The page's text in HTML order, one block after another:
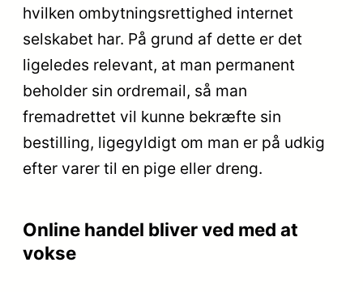
hvilken ombytningsrettighed internet
selskabet har. På grund af dette er det
ligeledes relevant, at man permanent
beholder sin ordremail, så man
fremadrettet vil kunne bekræfte sin
bestilling, ligegyldigt om man er på udkig
efter varer til en pige eller dreng.
Online handel bliver ved med at
vokse